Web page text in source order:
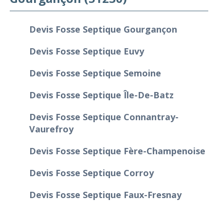
Devis Fosse Septique Gourgançon
Devis Fosse Septique Euvy
Devis Fosse Septique Semoine
Devis Fosse Septique Île-De-Batz
Devis Fosse Septique Connantray-
Vaurefroy
Devis Fosse Septique Fère-Champenoise
Devis Fosse Septique Corroy
Devis Fosse Septique Faux-Fresnay